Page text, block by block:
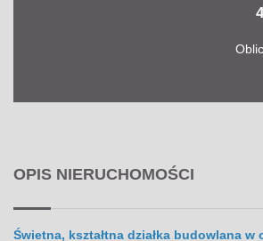
OPIS NIERUCHOMOŚCI
Świetna, kształtna działka budowlana